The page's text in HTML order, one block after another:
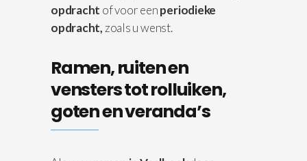
opdracht of voor eenperiodieke
opdracht, zoals u wenst.
Ramen, ruiten en
vensters tot rolluiken,
goten en veranda’s